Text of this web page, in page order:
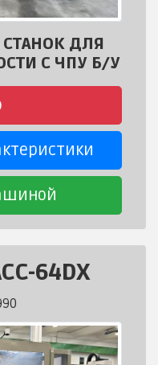
ДЛЯ
С ЧПУ Б/У
64DX